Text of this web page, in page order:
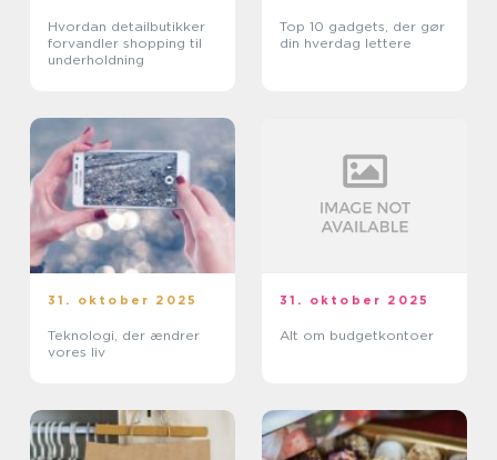
Hvordan detailbutikker
forvandler shopping til
underholdning
Top 10 gadgets, der gør
din hverdag lettere
31. oktober 2025
Teknologi, der ændrer
vores liv
31. oktober 2025
Alt om budgetkontoer